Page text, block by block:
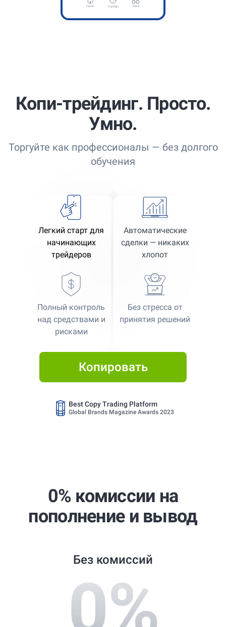
Home Portfolio More
Копи-трейдинг. Просто.
Умно.
Торгуйте как профессионалы — без долгого
обучения
Легкий старт для
начинающих
трейдеров
Автоматические
сделки — никаких
хлопот
Полный контроль
над средствами и
рисками
Без стресса от
принятия решений
Копировать
Global Brands Magazine Awards 2023
Best Copy Trading Platform 2025
Best Copy Trading Broker 2024
Best Copy Trading Platform
Global Brands Magazine Awards 2023
Global Brands Magazine Awards 2023
0% комиссии на
пополнение и вывод
Без комиссий
0%